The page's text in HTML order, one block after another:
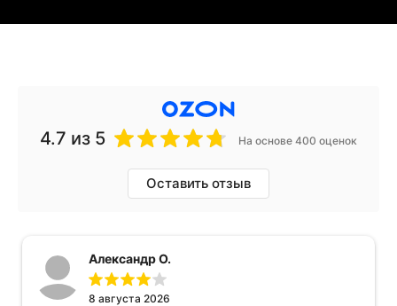
4.7 из 5 На основе 400 оценок
Оставить отзыв
Александр О.
8 августа 2026